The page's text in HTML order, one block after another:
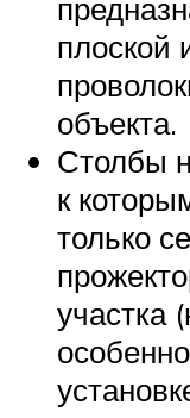
плоской
объекта.
Столбы
к
только
участка